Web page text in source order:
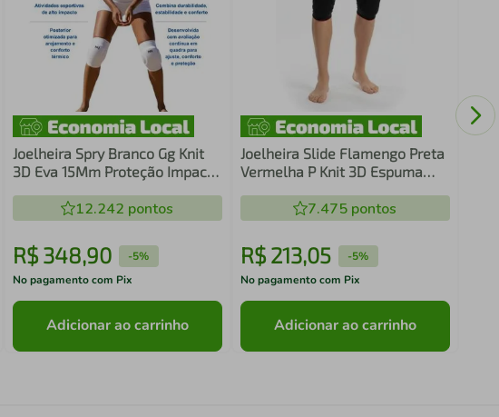
Joelheira Spry Branco Gg Knit
3D Eva 15Mm Proteção Impacto
12.242 pontos
R$ 348,90 -5%
No pagamento com Pix
Adicionar ao carrinho
Joelheira Slide Flamengo Preta
Vermelha P Knit 3D Espuma
Resistência Conforto E
Liberdade De Movimento
Esportes N1 Sport
7.475 pontos
R$ 213,05 -5%
No pagamento com Pix
Adicionar ao carrinho